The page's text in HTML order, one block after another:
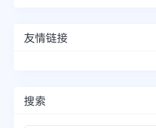
友情链接
搜索